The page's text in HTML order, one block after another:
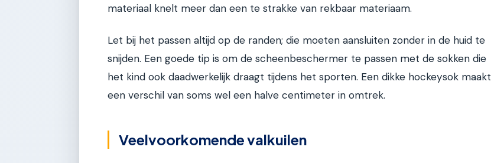
materiaal knelt meer dan een te strakke van rekbaar materiaam.
Let bij het passen altijd op de randen; die moeten aansluiten zonder in de huid te
snijden. Een goede tip is om de scheenbeschermer te passen met de sokken die
het kind ook daadwerkelijk draagt tijdens het sporten. Een dikke hockeysok maakt
een verschil van soms wel een halve centimeter in omtrek.
Veelvoorkomende valkuilen